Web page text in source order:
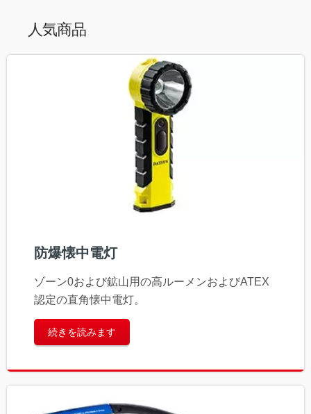
人気商品
防爆懐中電灯
ゾーン0および鉱山用の高ルーメンおよびATEX
認定の直角懐中電灯。
続きを読みます